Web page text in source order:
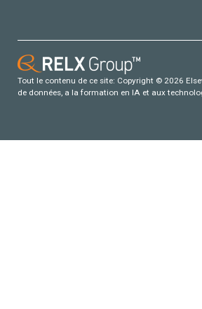
Tout le contenu de ce site: Copyright © 2026
de données, a la formation en IA et aux